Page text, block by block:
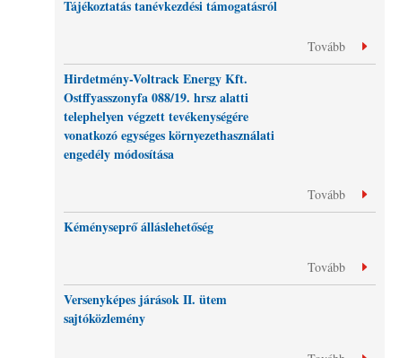
Tájékoztatás tanévkezdési támogatásról
Tovább
Hirdetmény-Voltrack Energy Kft.
Ostffyasszonyfa 088/19. hrsz alatti
telephelyen végzett tevékenységére
vonatkozó egységes környezethasználati
engedély módosítása
Tovább
Kéményseprő álláslehetőség
Tovább
Versenyképes járások II. ütem
sajtóközlemény